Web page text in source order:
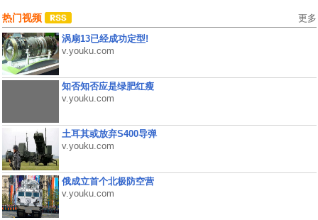
热门视频 更多
涡扇13已经成功定型!
v.youku.com
知否知否应是绿肥红瘦
v.youku.com
土耳其或放弃S400导弹
v.youku.com
俄成立首个北极防空营
v.youku.com